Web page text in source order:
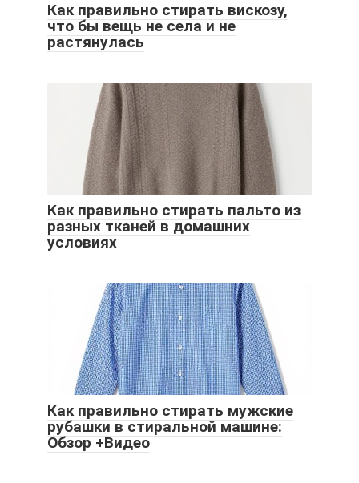
Как правильно стирать вискозу,
что бы вещь не села и не
растянулась
Как правильно стирать пальто из
разных тканей в домашних
условиях
Как правильно стирать мужские
рубашки в стиральной машине:
Обзор +Видео